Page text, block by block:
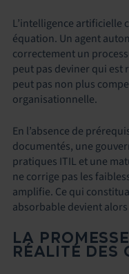
L’intelligence artificielle
équation. Un agent
correctement un
peut pas deviner qui est
peut pas non plus
organisationnelle.
En l’absence de
documentés, une
pratiques ITIL et une
ne corrige pas les
amplifie. Ce qui
absorbable devient
LA
RÉALITÉ DES